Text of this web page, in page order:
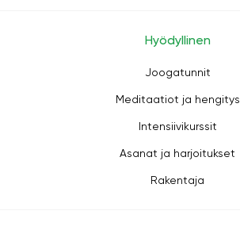
Hyödyllinen
Joogatunnit
Meditaatiot ja hengitys
Intensiivikurssit
Asanat ja harjoitukset
Rakentaja